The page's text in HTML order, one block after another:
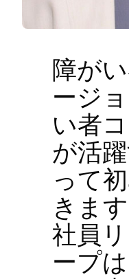
障が
ージ
い者
が活
って
きま
社員
ープ